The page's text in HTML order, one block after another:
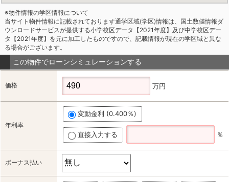
※物件情報の学区情報について
当サイト物件情報に記載されております通学区域(学区)情報は、国土数値情報ダ
ウンロードサービスが提供する小学校区データ【2021年度】及び中学校区デー
タ【2021年度】を元に加工したものですので、記載情報が現在の学区域と異な
る場合がございます。
この物件でローンシミュレーションする
価格 万円
年利率
変動金利 (0.400％)
直接入力する ％
ボーナス払い